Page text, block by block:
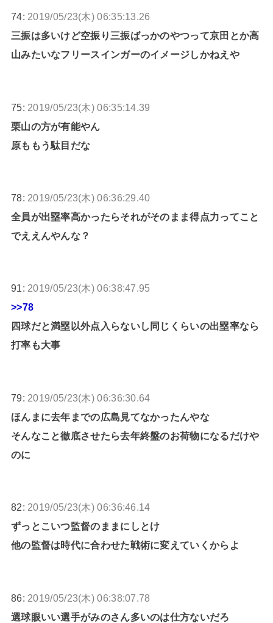
74: 2019/05/23(木) 06:35:13.26
三振は多いけど空振り三振ばっかのやつって京田とか高
山みたいなフリースインガーのイメージしかねえや
75: 2019/05/23(木) 06:35:14.39
栗山の方が有能やん
原ももう駄目だな
78: 2019/05/23(木) 06:36:29.40
全員が出塁率高かったらそれがそのまま得点力ってこと
でええんやんな？
91: 2019/05/23(木) 06:38:47.95
>>78
四球だと満塁以外点入らないし同じくらいの出塁率なら
打率も大事
79: 2019/05/23(木) 06:36:30.64
ほんまに去年までの広島見てなかったんやな
そんなこと徹底させたら去年終盤のお荷物になるだけや
のに
82: 2019/05/23(木) 06:36:46.14
ずっとこいつ監督のままにしとけ
他の監督は時代に合わせた戦術に変えていくからよ
86: 2019/05/23(木) 06:38:07.78
選球眼いい選手がみのさん多いのは仕方ないだろ